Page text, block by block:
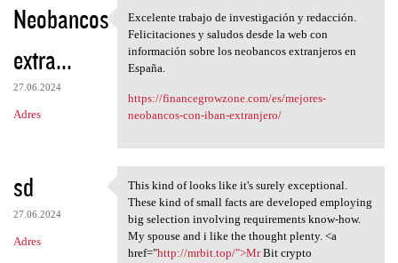
Neobancos
extra...
27.06.2024
Adres
Excelente trabajo de
Excelente trabajo de investigación y redacción.
Felicitaciones y saludos desde la web con
información sobre los neobancos extranjeros en
España.
https://financegrowzone.com/es/mejores-
neobancos-con-iban-extranjero/
sd
27.06.2024
Adres
This kind of looks like it's
This kind of looks like it's surely exceptional.
These kind of small facts are developed employing
big selection involving requirements know-how.
My spouse and i like the thought plenty. <a
href="http://mrbit.top/">MrBit crypto